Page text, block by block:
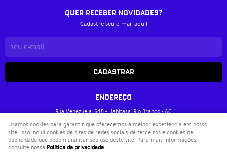
QUER RECEBER NOVIDADES?
Cadastre seu e-mail aqui!
CADASTRAR
ENDEREÇO
Rua Venezuela, 645-Habitasa, Rio Branco-AC
Livraria Metanoia
CNPJ: 37.033.717/0001-40
Usamos cookies para garantir que oferecemos a melhor experiência em nosso
site. Isso inclui cookies de sites de redes sociais de terceiros e cookies de
publicidade que podem analisar seu uso deste site. Para mais informações,
consulte nossa Política de privacidade.